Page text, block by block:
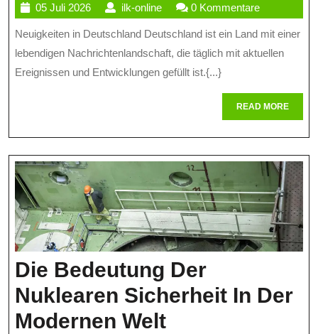
Aus
Deutschland
05 Juli 202605
Juli
2026
ilk-onlineilk-
online
0 Kommentare
Neuigkeiten in Deutschland Deutschland ist ein Land mit einer
lebendigen Nachrichtenlandschaft, die täglich mit aktuellen
Ereignissen und Entwicklungen gefüllt ist.{...}
READ MOREREAD
MORE
Die Bedeutung Der
Nuklearen Sicherheit In Der
Modernen WeltDie